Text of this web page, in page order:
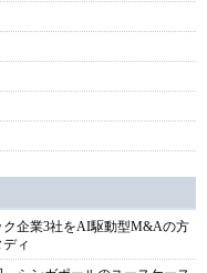
企業3社をAI駆動型M&Aの方
ィ